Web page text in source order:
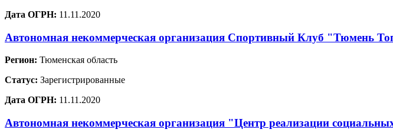
Дата ОГРН: 11.11.2020
Автономная некоммерческая организация Спортивный Клуб "Тюмень
Регион: Тюменская область
Статус: Зарегистрированные
Дата ОГРН: 11.11.2020
Автономная некоммерческая организация "Центр реализации